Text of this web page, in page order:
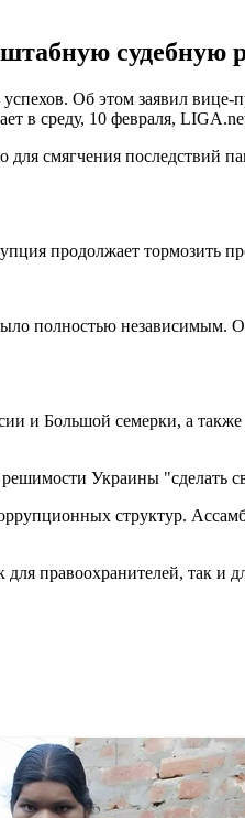
судебную
Об этом заявил
в среду, 10 февраля,
смягчения последствий
продолжает тормозить
полностью независимым.
и Большой семерки, а
Украины "сделать
структур.
для правоохранителей, так